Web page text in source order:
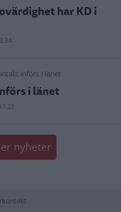
har KD i
i länet
nyheter